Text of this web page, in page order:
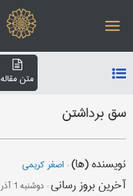
متن مقاله
سق برداشتن
نویسنده (ها): اصغر کریمی
آخرین بروز رسانی: دوشنبه 1 آذر 1400